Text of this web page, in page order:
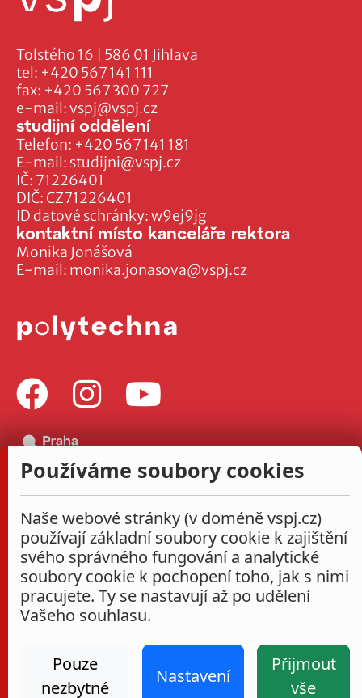
Tolstého 16 | 586 01 Jihlava
tel: +420 567 141 111
fax: +420 567 300 727
e-mail:vspj@vspj.cz
IČ: 71226401
DIČ: CZ71226401
ID datové schránky: w9ej9jg
studijní oddělení
Telefon: +420 567 141 181
E-mail: studijni@vspj.cz
kontaktní místo kanceláře rektora
Monika Jonášová
E-mail: monika.jonasova@vspj.cz
Používáme soubory cookies
Naše webové stránky (v doméně vspj.cz)
používají základní soubory cookie k zajištění
svého správného fungování a analytické
soubory cookie k pochopení toho, jak s nimi
pracujete. Ty se nastavují až po udělení
Vašeho souhlasu.
Pouze
nezbytné
Nastavení
Přijmout
vše